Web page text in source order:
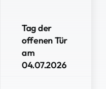
Tag der
offenen Tür
am
04.07.2026